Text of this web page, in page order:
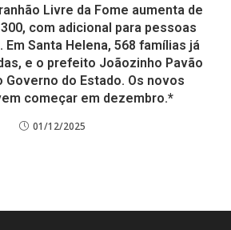
Livre da Fome aumenta de
300, com adicional para pessoas
Santa Helena, 568 famílias já
e o prefeito Joãozinho Pavão
Governo do Estado. Os novos
começar em dezembro.*
01/12/2025